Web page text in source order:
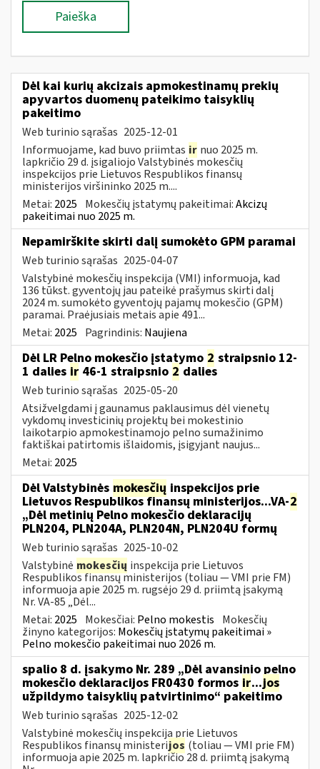
Paieška
Dėl kai kurių akcizais apmokestinamų prekių
apyvartos duomenų pateikimo taisyklių
pakeitimo
Web turinio sąrašas 2025-12-01
Informuojame, kad buvo priimtas ir nuo 2025 m.
lapkričio 29 d. įsigaliojo Valstybinės mokesčių
inspekcijos prie Lietuvos Respublikos finansų
ministerijos viršininko 2025 m....
Metai: 2025 Mokesčių įstatymų pakeitimai:Akcizų
pakeitimai nuo 2025 m.
Nepamirškite skirti dalį sumokėto GPM paramai
Web turinio sąrašas 2025-04-07
Valstybinė mokesčių inspekcija (VMI) informuoja, kad
136 tūkst. gyventojų jau pateikė prašymus skirti dalį
2024 m. sumokėto gyventojų pajamų mokesčio (GPM)
paramai. Praėjusiais metais apie 491...
Metai: 2025 Pagrindinis: Naujiena
Dėl LR Pelno mokesčio įstatymo 2 straipsnio 12-
1 dalies ir 46-1 straipsnio 2 dalies
Web turinio sąrašas 2025-05-20
Atsižvelgdami į gaunamus paklausimus dėl vienetų
vykdomų investicinių projektų bei mokestinio
laikotarpio apmokestinamojo pelno sumažinimo
faktiškai patirtomis išlaidomis, įsigyjant naujus...
Metai: 2025
Dėl Valstybinės mokesčių inspekcijos prie
Lietuvos Respublikos finansų ministerijos...VA-2
„Dėl metinių Pelno mokesčio deklaracijų
PLN204, PLN204A, PLN204N, PLN204U formų
Web turinio sąrašas 2025-10-02
Valstybinė mokesčių inspekcija prie Lietuvos
Respublikos finansų ministerijos (toliau — VMI prie FM)
informuoja apie 2025 m. rugsėjo 29 d. priimtą įsakymą
Nr. VA-85 „Dėl...
Metai: 2025 Mokesčiai: Pelno mokestis Mokesčių
žinyno kategorijos: Mokesčių įstatymų pakeitimai »
Pelno mokesčio pakeitimai nuo 2026 m.
spalio 8 d. įsakymo Nr. 289 „Dėl avansinio pelno
mokesčio deklaracijos FR0430 formos ir...jos
užpildymo taisyklių patvirtinimo“ pakeitimo
Web turinio sąrašas 2025-12-02
Valstybinė mokesčių inspekcija prie Lietuvos
Respublikos finansų ministerijos (toliau — VMI prie FM)
informuoja apie 2025 m. lapkričio 28 d. priimtą įsakymą